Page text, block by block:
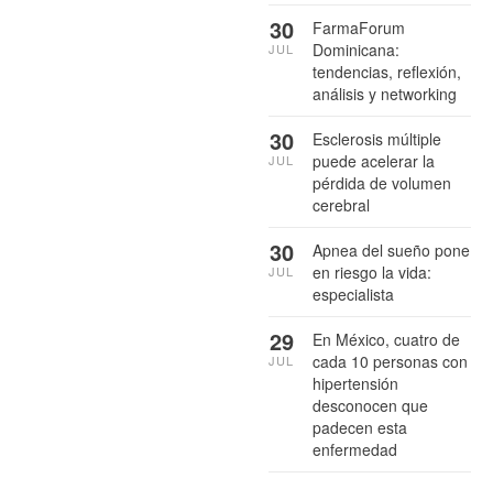
FarmaForum
Dominicana:
tendencias, reflexión,
análisis y networking
30
JUL
Esclerosis múltiple
puede acelerar la
pérdida de volumen
cerebral
30
JUL
Apnea del sueño pone
en riesgo la vida:
especialista
30
JUL
En México, cuatro de
cada 10 personas con
hipertensión
desconocen que
padecen esta
enfermedad
29
JUL